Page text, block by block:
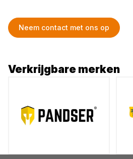
Neem contact met ons op
Verkrijgbare merken